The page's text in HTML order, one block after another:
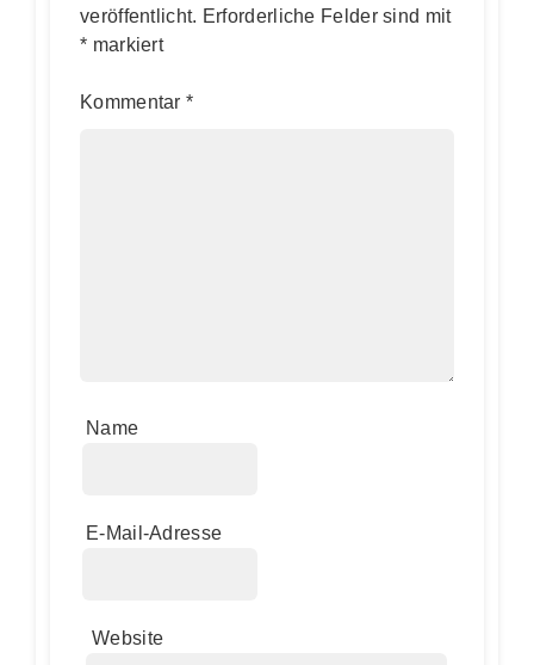
veröffentlicht. Erforderliche Felder sind mit
* markiert
Kommentar*
Name
E-Mail-Adresse
Website